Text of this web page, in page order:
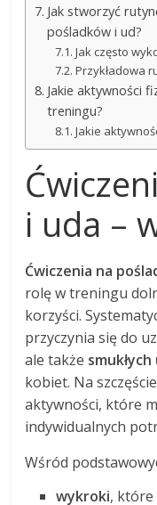
Jak stworzyć
pośladków i ud?
Jak często
Przykładowa
Jakie aktywności
treningu?
Jakie
i uda –
Ćwiczenia na
rolę w treningu
korzyści.
przyczynia się do
ale także smukłych
kobiet. Na
aktywności, które
indywidualnych
Wśród
wykroki, które